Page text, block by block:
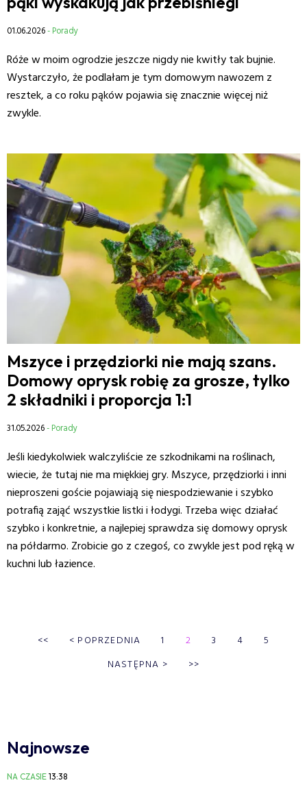
01.06.2026- Porady
Róże w moim ogrodzie jeszcze nigdy nie kwitły tak bujnie.
Wystarczyło, że podlałam je tym domowym nawozem z
resztek, a co roku pąków pojawia się znacznie więcej niż
zwykle.
Mszyce i przędziorki nie mają szans.
Domowy oprysk robię za grosze, tylko
2 składniki i proporcja 1:1
31.05.2026- Porady
Jeśli kiedykolwiek walczyliście ze szkodnikami na roślinach,
wiecie, że tutaj nie ma miękkiej gry. Mszyce, przędziorki i inni
nieproszeni goście pojawiają się niespodziewanie i szybko
potrafią zająć wszystkie listki i łodygi. Trzeba więc działać
szybko i konkretnie, a najlepiej sprawdza się domowy oprysk
na półdarmo. Zrobicie go z czegoś, co zwykle jest pod ręką w
kuchni lub łazience.
<< < POPRZEDNIA 1 2 3 4
5
NASTĘPNA > >>
Najnowsze
NA CZASIE 13:38